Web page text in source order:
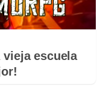
vieja escuela